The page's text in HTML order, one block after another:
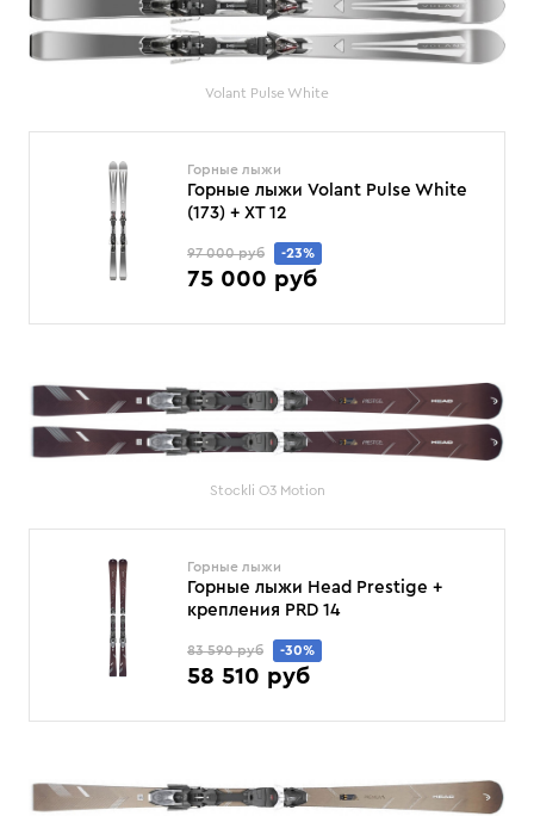
Volant Pulse White
Горные лыжи
Горные лыжи Volant Pulse White
(173) + XT 12
97 000 руб -23%
75 000 руб
Stockli O3 Motion
Горные лыжи
Горные лыжи Head Prestige +
крепления PRD 14
83 590 руб -30%
58 510 руб